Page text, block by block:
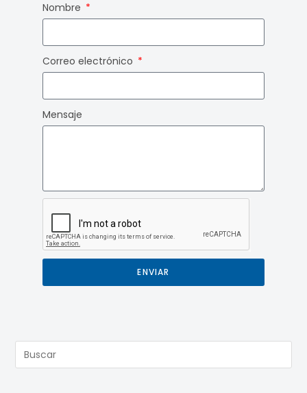
Nombre
Correo electrónico
Mensaje
ENVIAR